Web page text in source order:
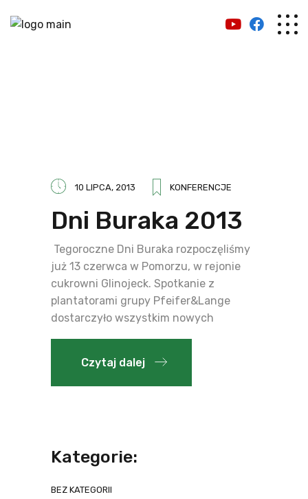
10 LIPCA, 2013 KONFERENCJE
Dni Buraka 2013
Tegoroczne Dni Buraka rozpoczęliśmy
już 13 czerwca w Pomorzu, w rejonie
cukrowni Glinojeck. Spotkanie z
plantatorami grupy Pfeifer&Lange
dostarczyło wszystkim nowych
Czytaj dalej
Kategorie:
BEZ KATEGORII